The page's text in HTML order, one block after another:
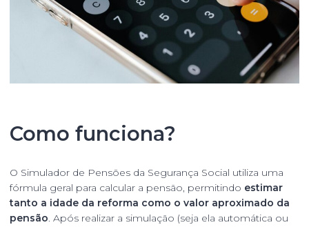
Como funciona?
O Simulador de Pensões da Segurança Social utiliza uma
fórmula geral para calcular a pensão, permitindo estimar
tanto a idade da reforma como o valor aproximado da
pensão . Após realizar a simulação (seja ela automática ou